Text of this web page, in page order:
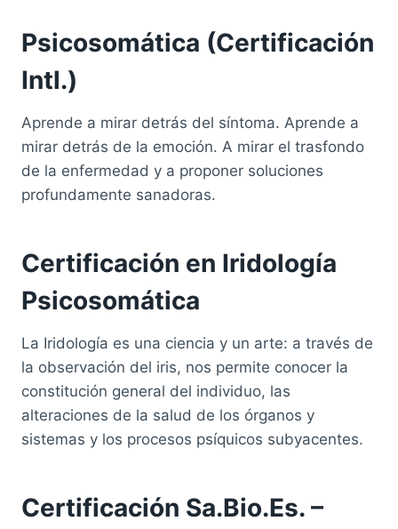
Psicosomática (Certificación
Intl.)
Aprende a mirar detrás del síntoma. Aprende a
mirar detrás de la emoción. A mirar el trasfondo
de la enfermedad y a proponer soluciones
profundamente sanadoras.
Certificación en Iridología
Psicosomática
La Iridología es una ciencia y un arte: a través de
la observación del iris, nos permite conocer la
constitución general del individuo, las
alteraciones de la salud de los órganos y
sistemas y los procesos psíquicos subyacentes.
Certificación Sa.Bio.Es. –